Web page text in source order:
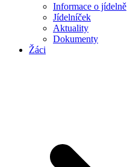
Informace o jídelně
Jídelníček
Aktuality
Dokumenty
Žáci